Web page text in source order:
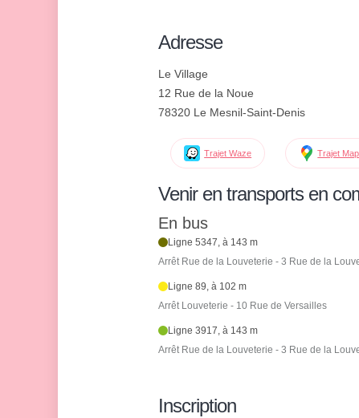
Adresse
Le Village
12 Rue de la Noue
78320 Le Mesnil-Saint-Denis
Trajet Waze Trajet
Venir en transports en
En bus
Ligne 5347, à 143 m
Arrêt Rue de la Louveterie - 3 Rue de la
Ligne 89, à 102 m
Arrêt Louveterie - 10 Rue de Versailles
Ligne 3917, à 143 m
Arrêt Rue de la Louveterie - 3 Rue de la
Inscription